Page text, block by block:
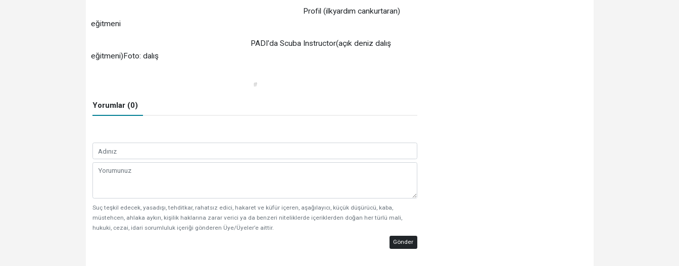
Profil (ilkyardım cankurtaran)
eğitmeni
PADI'da Scuba Instructor(açık deniz dalış
eğitmeni)Foto: dalış
#
Yorumlar (0)
Suç teşkil edecek, yasadışı, tehditkar, rahatsız edici, hakaret ve küfür içeren, aşağılayıcı, küçük düşürücü, kaba,
müstehcen, ahlaka aykırı, kişilik haklarına zarar verici ya da benzeri niteliklerde içeriklerden doğan her türlü mali,
hukuki, cezai, idari sorumluluk içeriği gönderen Üye/Üyeler’e aittir.
Gönder